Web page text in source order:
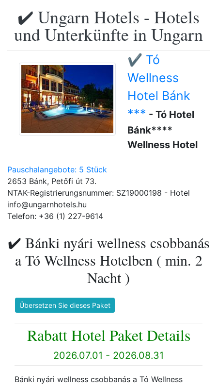
✔️ Ungarn Hotels - Hotels
und Unterkünfte in Ungarn
✔️ Tó
Wellness
Hotel Bánk
*** - Tó Hotel
Bánk****
Wellness Hotel
Pauschalangebote: 5 Stück
2653 Bánk, Petőfi út 73.
NTAK-Registrierungsnummer: SZ19000198 - Hotel
info@ungarnhotels.hu
Telefon: +36 (1) 227-9614
✔️ Bánki nyári wellness csobbanás
a Tó Wellness Hotelben ( min. 2
Nacht )
Übersetzen Sie dieses Paket
Rabatt Hotel Paket Details
2026.07.01 - 2026.08.31
Bánki nyári wellness csobbanás a Tó Wellness